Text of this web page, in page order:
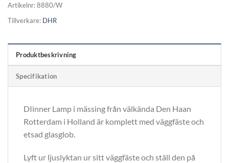
Artikelnr:8880/W
Tillverkare: DHR
Produktbeskrivning
Specifikation
DIinner Lamp i mässing från välkända Den Haan
Rotterdam i Holland är komplett med väggfäste och
etsad glasglob.
Lyft ur ljuslyktan ur sitt väggfäste och ställ den på